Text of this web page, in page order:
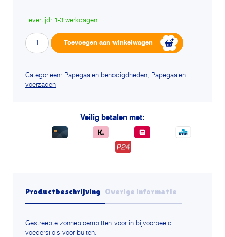
Levertijd: 1-3 werkdagen
Zonnebloempitten
gestreept
Toevoegen aan winkelwagen
Categorieën: Papegaaien benodigdheden, Papegaaien
voerzaden
Veilig betalen met:
Productbeschrijving Overige informatie
Gestreepte zonnebloempitten voor in bijvoorbeeld
voedersilo's voor buiten.